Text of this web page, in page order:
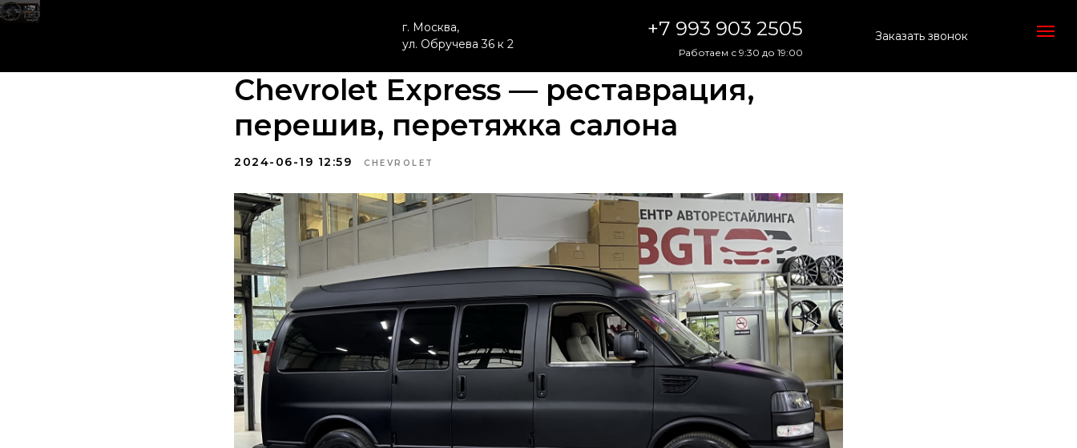
г. Москва,
ул. Обручева 36 к 2
Работаем с 9:30 до 19:00
Заказать звонок
+7 993 903 2505
Chevrolet Express — реставрация,
перешив, перетяжка салона
2024-06-19 12:59 CHEVROLET